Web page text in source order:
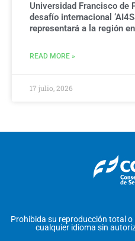
Universidad Francisco de
desafío internacional
representará a la región
READ MORE »
17 julio, 2026
Prohibida su reproducción total
cualquier idioma sin